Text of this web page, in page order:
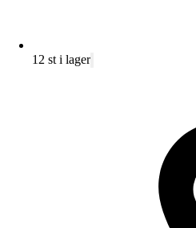
12 st i lager